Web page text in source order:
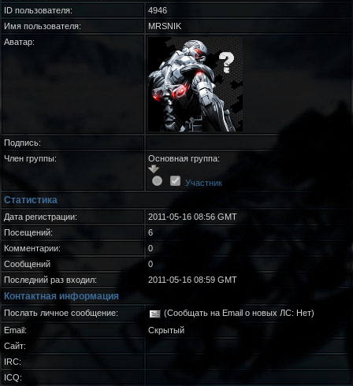
ID пользователя:
4946
Имя пользователя:
MRSNIK
Аватар:
Подпись:
Член группы:
Основная группа:
Участник
Статистика
Дата регистрации:
2011-05-16 08:56 GMT
Посещений:
6
Комментарии:
0
Сообщений
0
Последний раз входил:
2011-05-16 08:59 GMT
Контактная информация
Послать личное сообщение:
(Сообщать на Email о новых ЛС: Нет)
Email:
Скрытый
Сайт:
IRC:
ICQ: